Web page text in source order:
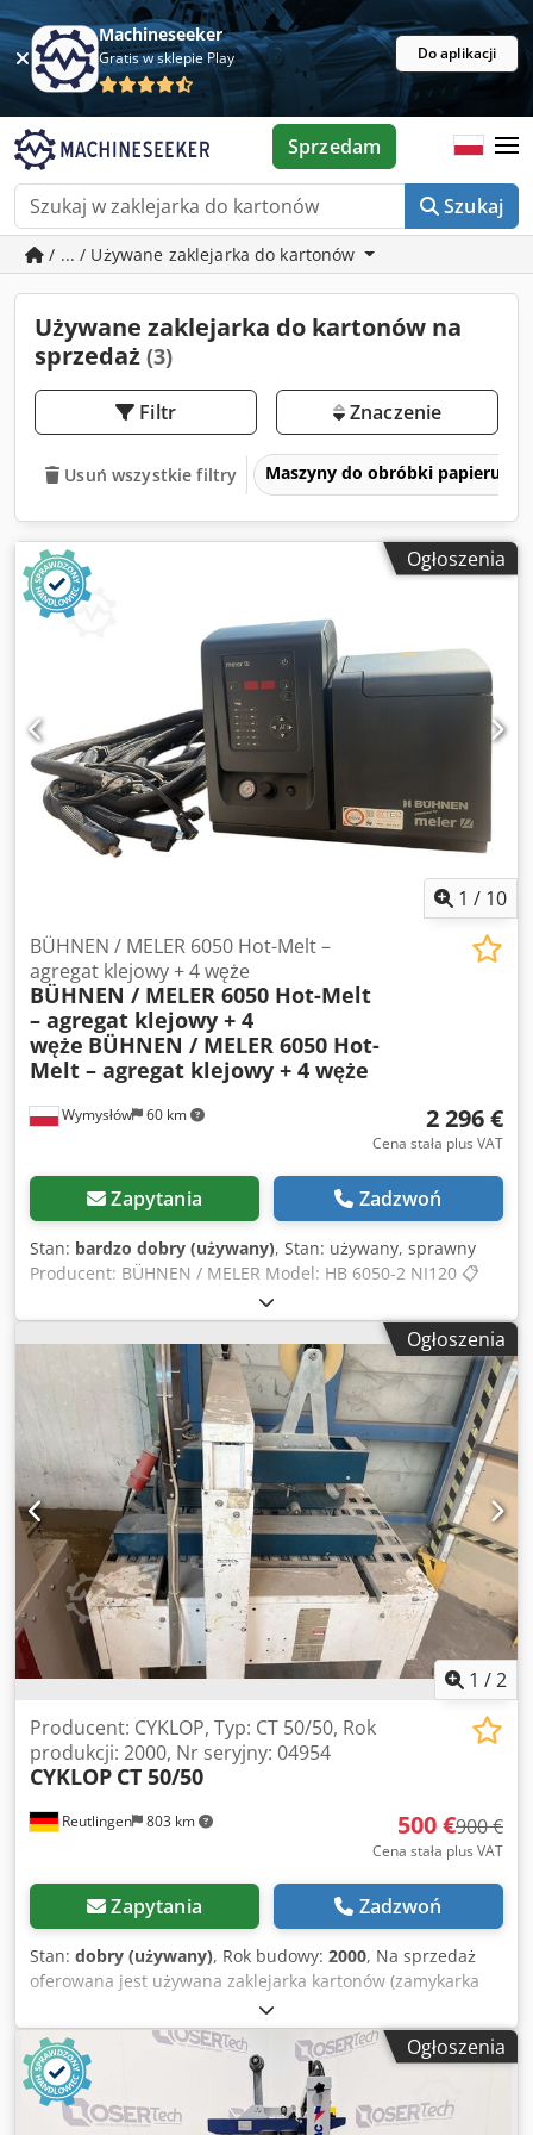
Machineseeker
Gratis w sklepie Play Do aplikacji
Szukaj
Sprzedam
/ ... / Używane zaklejarka do kartonów
Używane zaklejarka do kartonów na
sprzedaż (3)
Filtr Znaczenie
Usuń wszystkie filtry Maszyny do obróbki papieru,
Ogłoszenia
1 / 10
Wymysłów 60 km
BÜHNEN / MELER 6050 Hot-Melt –
agregat klejowy + 4 węże
BÜHNEN / MELER 6050 Hot-Melt
– agregat klejowy + 4
węże BÜHNEN / MELER 6050 Hot-
Melt – agregat klejowy + 4 węże
2 296 €
Cena stała plus VAT
Zapytania Zadzwoń
Stan: bardzo dobry (używany), Stan: używany, sprawny
Producent: BÜHNEN / MELER Model: HB 6050-2 NI120 📋
Opis przedmiotu: Na sprzedaż profesjonalny agregat
klejowy HOT-MELT BÜHNEN / MELER 6050 przeznaczony do
przemysłowego nanoszenia kleju. Urządzenie wysokiej
jakości – produkcja europejska, stosowane w: pakowaniu
produkcji mebli przemyśle drzewnym liniach
produkcyjnych ⚙️ Dane techniczne (z tabliczki): Zasilanie:
230V / 50-60 Hz 400V (3-fazowe) Moc: do 4,7 kW Djdpfjy
Aam Nsx Ab Sekr Max. temperatura: 200°C Max. ciśnienie:
do 160 bar Wyjścia: 2 Model: HB 6050-2 NI120 📦 W
zestawie: ✔️ Agregat klejowy BÜHNEN / MELER ✔️ 4 węże
grzewcze (komplet!) ✔️ Przewody i złącza widoczne na
zdjęciach 🔍 Stan: przedmiot używany posiada normalne
ślady użytkowania w dobrym stanie technicznym wnętrze
zbiornika widoczne na zdjęciach sprzedawany dokładnie
jak na zdjęciach
Ogłoszenia
1 /2
Reutlingen 803 km
Producent: CYKLOP, Typ: CT 50/50, Rok
produkcji: 2000, Nr seryjny: 04954
CYKLOP CT 50/50
500 €900 €
Cena stała plus VAT
Zapytania Zadzwoń
Stan: dobry (używany), Rok budowy: 2000, Na sprzedaż
oferowana jest używana zaklejarka kartonów (zamykarka
do taśmy klejącej) marki Cyklop. Maszyna idealnie nadaje
się do automatycznego zaklejania kartonów taśmą klejącą
(od góry i od dołu) i może być bez problemu zintegrowana
z istniejącymi liniami pakującymi. Typowe zastosowania: *
Wysyłka / Logistyka * Magazynowanie i fulfillment *
Produkcja / Linie pakujące ⸻ ⚙️ Dane techniczne *
Ogłoszenia